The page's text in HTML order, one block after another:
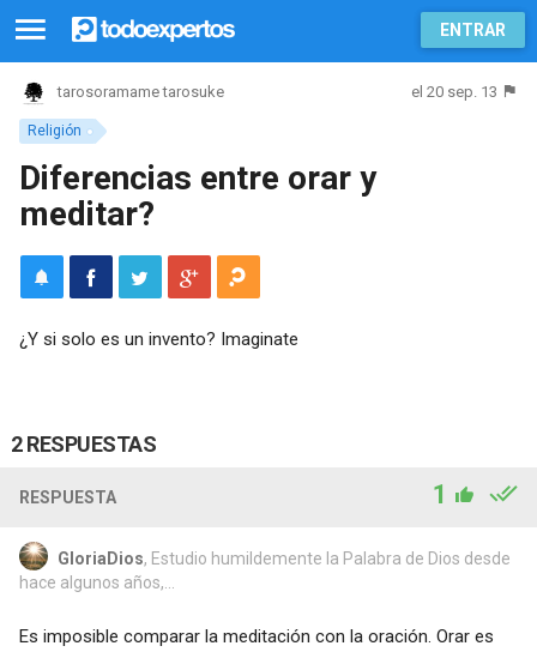
ENTRAR
Religión
tarosoramame tarosuke el 20 sep. 13
Diferencias entre orar y
meditar?
¿Y si solo es un invento? Imaginate
2 RESPUESTAS
RESPUESTA 1
GloriaDios, Estudio humildemente la Palabra de Dios desde
hace algunos años,...
Es imposible comparar la meditación con la oración. Orar es